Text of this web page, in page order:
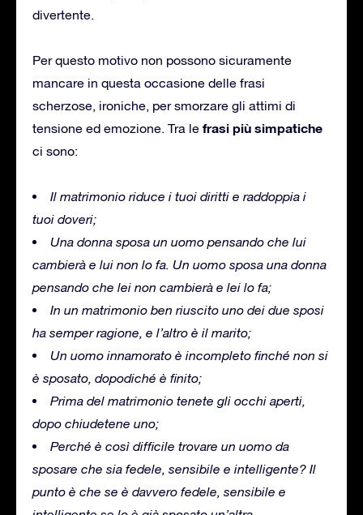
divertente.
Per questo motivo non possono sicuramente
mancare in questa occasione delle frasi
scherzose, ironiche, per smorzare gli attimi di
tensione ed emozione. Tra le frasi più simpatiche
ci sono:
Il matrimonio riduce i tuoi diritti e raddoppia i
tuoi doveri;
Una donna sposa un uomo pensando che lui
cambierà e lui non lo fa. Un uomo sposa una donna
pensando che lei non cambierà e lei lo fa;
In un matrimonio ben riuscito uno dei due sposi
ha semper ragione, e l’altro è il marito;
Un uomo innamorato è incompleto finché non si
è sposato, dopodiché è finito;
Prima del matrimonio tenete gli occhi aperti,
dopo chiudetene uno;
Perché è così difficile trovare un uomo da
sposare che sia fedele, sensibile e intelligente? Il
punto è che se è davvero fedele, sensibile e